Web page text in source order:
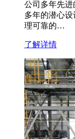
公司多年先
多年的潜心
理可靠的…
了解详情